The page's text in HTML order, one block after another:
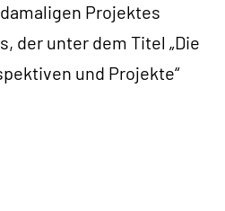
Projektes
der unter dem Titel „Die
und Projekte“